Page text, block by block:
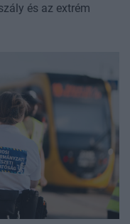
és az extrém